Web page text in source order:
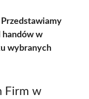
Przedstawiamy
handów w
wybranych
Firm w